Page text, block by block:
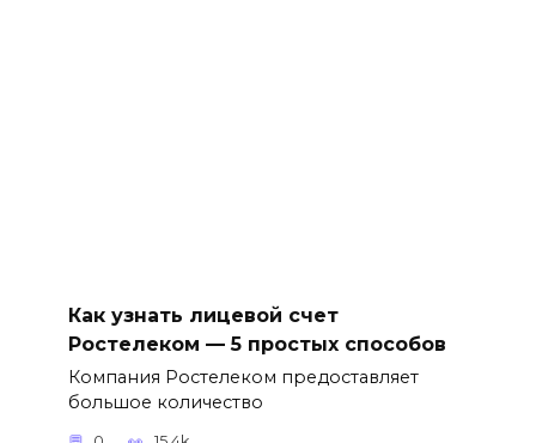
Как узнать лицевой счет
Ростелеком — 5 простых способов
Компания Ростелеком предоставляет
большое количество